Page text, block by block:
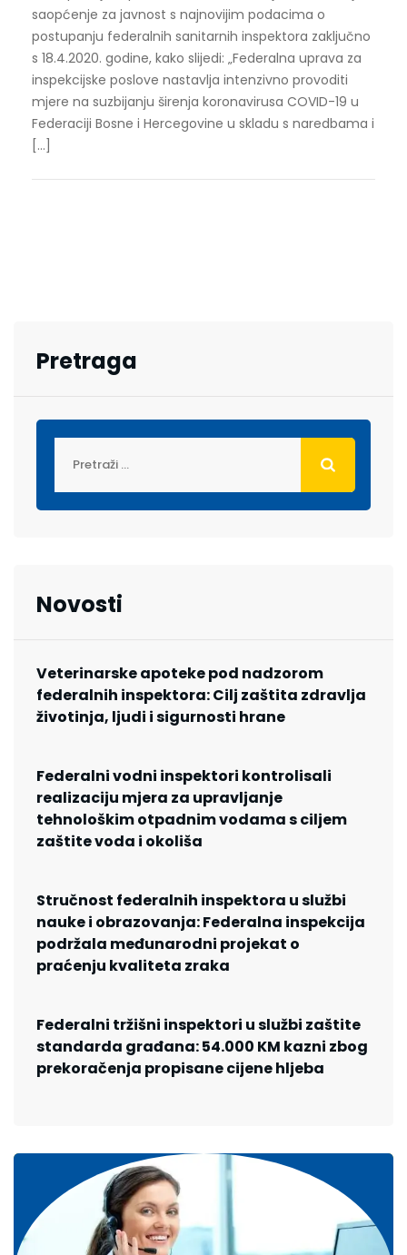
saopćenje za javnost s najnovijim podacima o
postupanju federalnih sanitarnih inspektora zaključno
s 18.4.2020. godine, kako slijedi: „Federalna uprava za
inspekcijske poslove nastavlja intenzivno provoditi
mjere na suzbijanju širenja koronavirusa COVID-19 u
Federaciji Bosne i Hercegovine u skladu s naredbama i
[…]
Pretraga
Novosti
Veterinarske apoteke pod nadzorom
federalnih inspektora: Cilj zaštita zdravlja
životinja, ljudi i sigurnosti hrane
Federalni vodni inspektori kontrolisali
realizaciju mjera za upravljanje
tehnološkim otpadnim vodama s ciljem
zaštite voda i okoliša
Stručnost federalnih inspektora u službi
nauke i obrazovanja: Federalna inspekcija
podržala međunarodni projekat o
praćenju kvaliteta zraka
Federalni tržišni inspektori u službi zaštite
standarda građana: 54.000 KM kazni zbog
prekoračenja propisane cijene hljeba